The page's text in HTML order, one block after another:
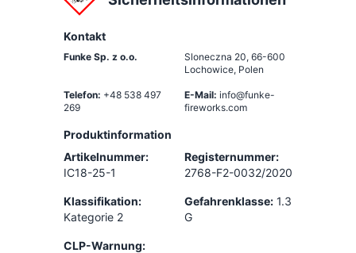
Kontakt
Funke Sp. z o.o. Sloneczna 20, 66-600
Lochowice, Polen
Telefon: +48 538 497
269
E-Mail: info@funke-
fireworks.com
Produktinformation
Artikelnummer:
IC18-25-1
Registernummer:
2768-F2-0032/2020
Klassifikation:
Kategorie 2
Gefahrenklasse: 1.3
G
CLP-Warnung: